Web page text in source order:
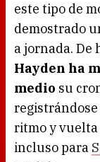
este tipo de
demostrado
a jornada. De
Hayden ha
medio su
ritmo y vuelta
incluso para